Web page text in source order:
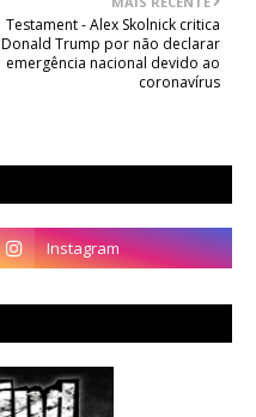
Testament - Alex Skolnick critica
Donald Trump por não declarar
emergência nacional devido ao
coronavírus